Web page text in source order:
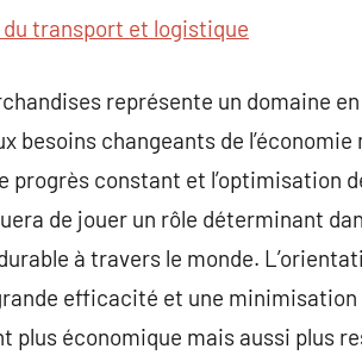
transport et logistique
représente un domaine
besoins changeants de
progrès constant et l’optimisation
de jouer un rôle déterminant
à travers le monde.
efficacité et une
plus économique mais aussi plus